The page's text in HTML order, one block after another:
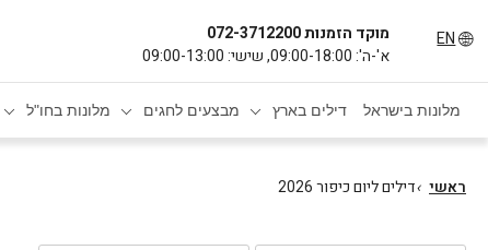
EN
מוקד הזמנות 072-3712200
א'-ה': 09:00-18:00, שישי: 09:00-13:00
מלונות בישראל דילים בארץ מבצעים לחגים מלונות בחו"ל
ראשי ›דילים ליום כיפור 2026